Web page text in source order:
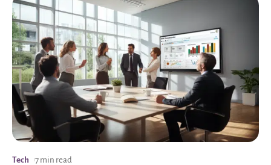
Tech 7 min read